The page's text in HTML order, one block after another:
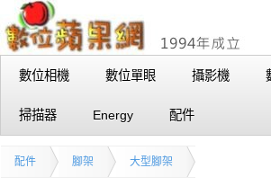
數位相機 數位單眼 攝影機
掃描器 Energy 配件
配件 腳架 大型腳架